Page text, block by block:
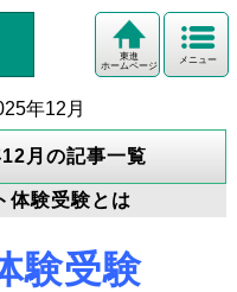
メニュー
東進
ホームページ
年12月
月の記事一覧
験受験とは
験受験